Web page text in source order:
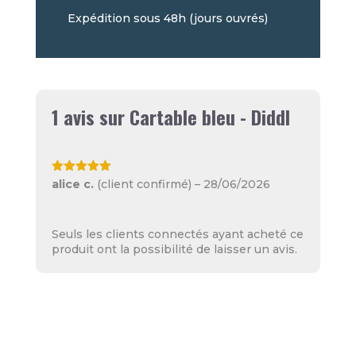
Expédition sous 48h (jours ouvrés)
1 avis surCartable bleu - Diddl
Note5 sur
alice c. (client confirmé) – 28/06/2026
Seuls les clients connectés ayant acheté ce
produit ont la possibilité de laisser un avis.